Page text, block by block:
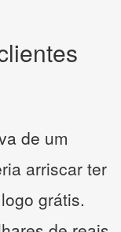
de um
arriscar ter
grátis.